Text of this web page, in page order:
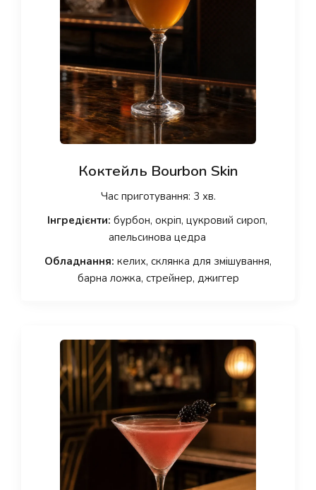
Коктейль Bourbon Skin
Час приготування: 3 хв.
Інгредієнти: бурбон, окріп, цукровий сироп,
апельсинова цедра
Обладнання: келих, склянка для змішування,
барна ложка, стрейнер, джиггер